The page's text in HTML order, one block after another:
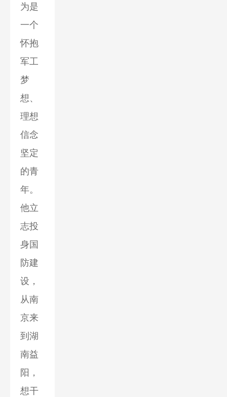
为是
一个
怀抱
军工
梦
想、
理想
信念
坚定
的青
年。
他立
志投
身国
防建
设，
从南
京来
到湖
南益
阳，
想干